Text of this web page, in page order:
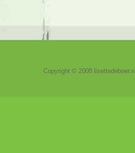
Copyright © 2008 lisettedeboer.nl